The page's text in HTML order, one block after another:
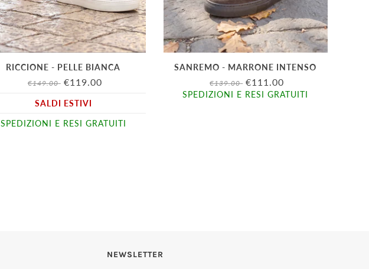
RICCIONE - PELLE BIANCA
€149.00 €119.00
SALDI ESTIVI
SPEDIZIONI E RESI GRATUITI
SANREMO - MARRONE INTENSO
€139.00 €111.00
SPEDIZIONI E RESI GRATUITI
NEWSLETTER